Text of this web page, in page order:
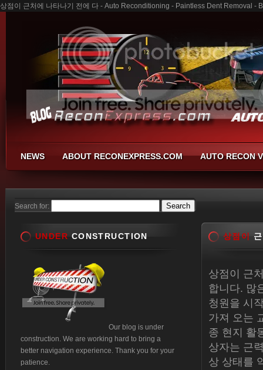
상점이 근처에 나타나기 전에 다 - Auto Reconditioning - Paintless Dent Removal -
NEWS ABOUT RECONEXPRESS.COM AUTO RECON
Search for:
상점이
상점이 근
합니다. 많
청원을 시
가져 오는
종 현지 활
상자는 근
상 상태를
UNDER CONSTRUCTION
Our blog is under
construction. We are working hard to bring a
better navigation experience. Thank you for your
patience.